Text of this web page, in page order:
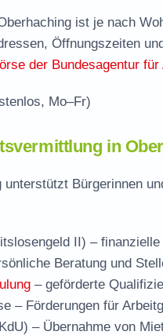
Bürgergeld beantragen
zuständige Stelle
in Oberhaching
Jobcenter
ist je nach
Öffnungszeiten
der Bundesagentur für
Mo–Fr)
in
Bürgerinnen
II) –
Beratung und
– geförderte
– Förderungen für
– Übernahme von